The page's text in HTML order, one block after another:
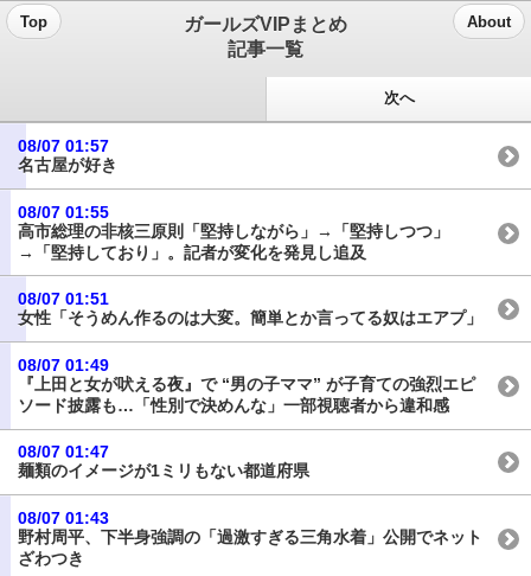
Top
ガールズVIPまとめ
記事一覧
About
次へ
08/07 01:57
名古屋が好き
08/07 01:55
高市総理の非核三原則「堅持しながら」→「堅持しつつ」
→「堅持しており」。記者が変化を発見し追及
08/07 01:51
女性「そうめん作るのは大変。簡単とか言ってる奴はエアプ」
08/07 01:49
『上田と女が吠える夜』で “男の子ママ” が子育ての強烈エピ
ソード披露も…「性別で決めんな」一部視聴者から違和感
08/07 01:47
麺類のイメージが1ミリもない都道府県
08/07 01:43
野村周平、下半身強調の「過激すぎる三角水着」公開でネット
ざわつき